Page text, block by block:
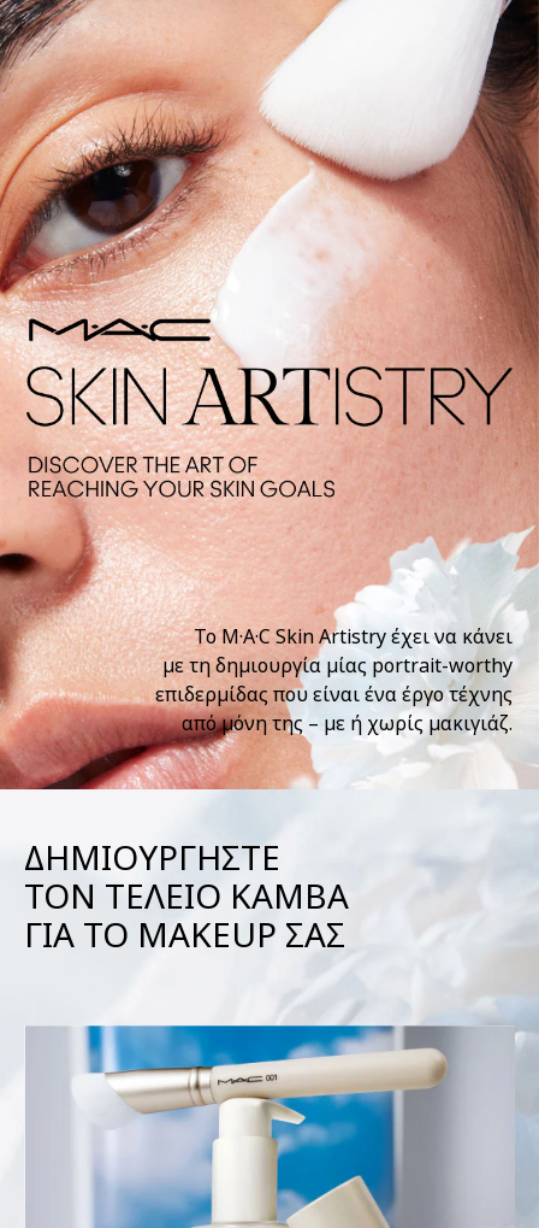
Το M·A·C Skin Artistry έχει να κάνει
με τη δημιουργία μίας portrait-worthy
επιδερμίδας που είναι ένα έργο τέχνης
από μόνη της – με ή χωρίς μακιγιάζ.
ΔΗΜΙΟΥΡΓΗΣΤΕ
ΤΟΝ ΤΕΛΕΙΟ ΚΑΜΒΑ
ΓΙΑ ΤΟ MAKEUP ΣΑΣ